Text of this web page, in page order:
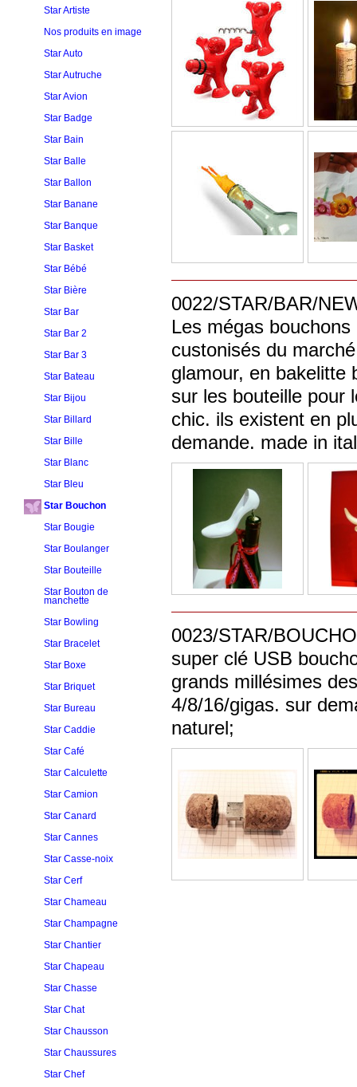
Star Artiste
Nos produits en image
Star Auto
Star Autruche
Star Avion
Star Badge
Star Bain
Star Balle
Star Ballon
Star Banane
Star Banque
Star Basket
Star Bébé
Star Bière
Star Bar
Star Bar 2
Star Bar 3
Star Bateau
Star Bijou
Star Billard
Star Bille
Star Blanc
Star Bleu
Star Bouchon
Star Bougie
Star Boulanger
Star Bouteille
Star Bouton de
manchette
Star Bowling
Star Bracelet
Star Boxe
Star Briquet
Star Bureau
Star Caddie
Star Café
Star Calculette
Star Camion
Star Canard
Star Cannes
Star Casse-noix
Star Cerf
Star Chameau
Star Champagne
Star Chantier
Star Chapeau
Star Chasse
Star Chat
Star Chausson
Star Chaussures
Star Chef
0022/STAR/BAR/
Les mégas
custonisés du
glamour, en bakelitte
sur les bouteille pour
chic. ils existent en
demande. made in
0023/STAR/
super clé USB
grands millésimes
4/8/16/gigas. sur
naturel;